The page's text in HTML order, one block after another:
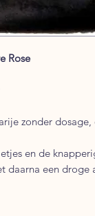
Rose
zonder dosage,
en de
daarna een droge